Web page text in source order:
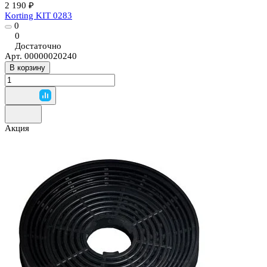
2 190 ₽
Korting KIT 0283
0
0
Достаточно
Арт. 00000020240
В корзину
Акция